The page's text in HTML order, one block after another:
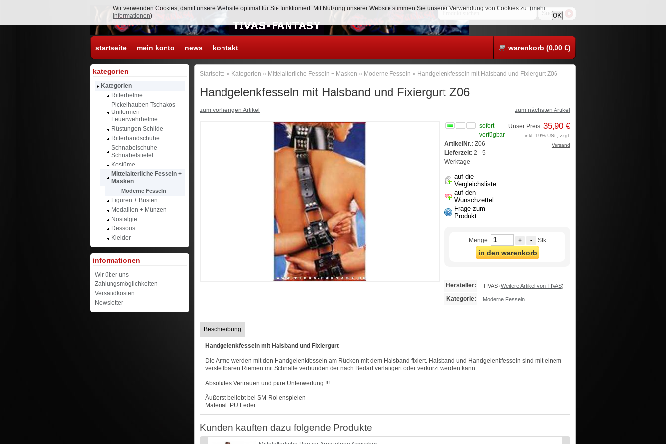
startseite mein konto news kontakt warenkorb (0,00 €)
Startseite » Kategorien » Mittelalterliche Fesseln + Masken » Moderne Fesseln » Handgelenkfesseln mit Halsband und Fixiergurt Z06
Handgelenkfesseln mit Halsband und Fixiergurt Z06
zum vorherigen Artikel zum nächsten Artikel
sofort
verfügbar
ArtikelNr.: Z06
Lieferzeit: 2 - 5
Werktage
auf die
Vergleichsliste
auf den
Wunschzettel
Frage zum
Produkt
Unser Preis: 35,90 €
inkl. 19% USt., zzgl.
Versand
Menge: + - Stk
in den warenkorb
Hersteller: TIVAS (Weitere Artikel von TIVAS)
Kategorie: Moderne Fesseln
Beschreibung
Handgelenkfesseln mit Halsband und Fixiergurt
Die Arme werden mit den Handgelenkfesseln am Rücken mit dem Halsband fixiert. Halsband und Handgelenkfesseln sind mit einem
verstellbaren Riemen mit Schnalle verbunden der nach Bedarf verlängert oder verkürzt werden kann.
Absolutes Vertrauen und pure Unterwerfung !!!
Äußerst beliebt bei SM-Rollenspielen
Material: PU Leder
Kunden kauften dazu folgende Produkte
kategorien
Kategorien
Ritterhelme
Pickelhauben Tschakos
Uniformen
Feuerwehrhelme
Rüstungen Schilde
Ritterhandschuhe
Schnabelschuhe
Schnabelstiefel
Kostüme
Mittelalterliche Fesseln +
Masken
Moderne Fesseln
Figuren + Büsten
Medaillen + Münzen
Nostalgie
Dessous
Kleider
informationen
Wir über uns
Zahlungsmöglichkeiten
Versandkosten
Newsletter
Wir verwenden Cookies, damit unsere Website optimal für Sie funktioniert. Mit Nutzung unserer Website stimmen Sie unserer Verwendung von Cookies zu. (mehr
Informationen) OK